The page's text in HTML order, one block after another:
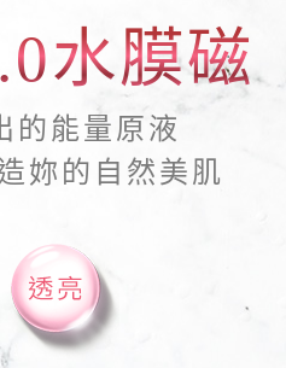
水膜磁
的能量原液
妳的自然美肌